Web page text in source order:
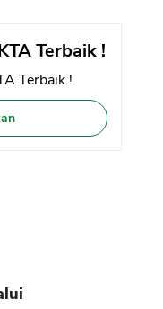
Terbaik !
Terbaik !